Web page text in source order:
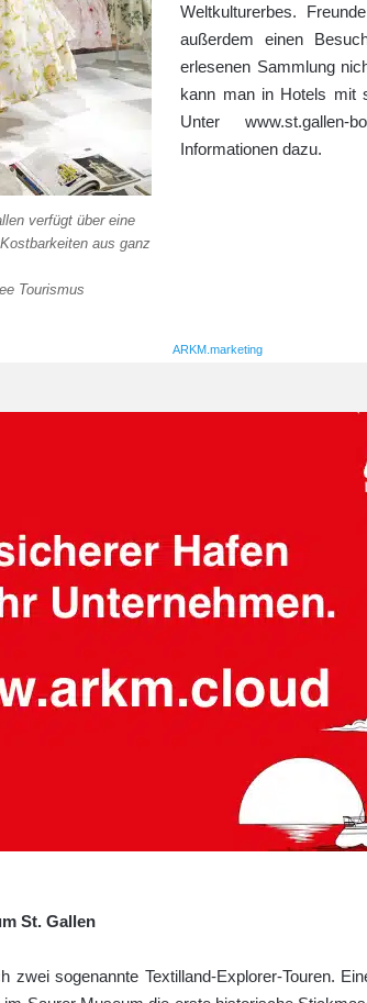
verfügt über eine
aus ganz
Tourismus
Weltkulturerbes.
außerdem einen
erlesenen Sammlung
kann man in Hotels mit
Unter
Informationen dazu.
ARKM.marketing
St. Gallen
zwei sogenannte Textilland-Explorer-Touren.